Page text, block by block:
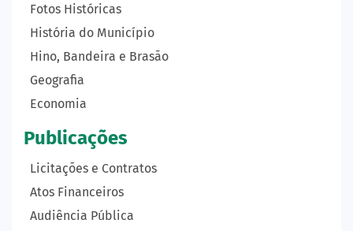
Fotos Históricas
História do Município
Hino, Bandeira e Brasão
Geografia
Economia
Publicações
Licitações e Contratos
Atos Financeiros
Audiência Pública